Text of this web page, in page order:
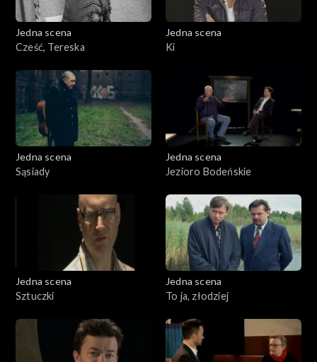
Jedna scena
Cześć, Tereska
Jedna scena
Ki
Jedna scena
Sąsiady
Jedna scena
Jezioro Bodeńskie
Jedna scena
Sztuczki
Jedna scena
To ja, złodziej